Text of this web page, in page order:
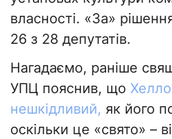
власності. «За»
26 з 28 депутатів.
Нагадаємо, раніше
УПЦ пояснив, що
нешкідливий, як його
оскільки це «свято» –